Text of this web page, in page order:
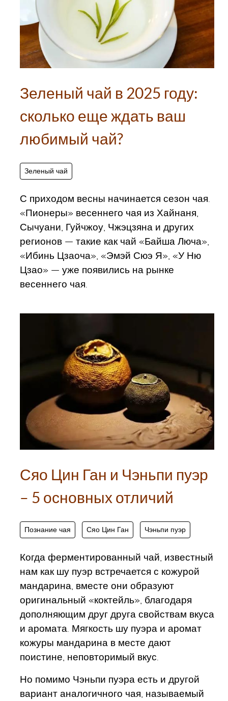
Зеленый чай в 2025 году:
сколько еще ждать ваш
любимый чай?
Зеленый чай
С приходом весны начинается сезон чая.
«Пионеры» весеннего чая из Хайнаня,
Сычуани, Гуйчжоу, Чжэцзяна и других
регионов — такие как чай «Байша Люча»,
«Ибинь Цзаоча», «Эмэй Сюэ Я», «У Ню
Цзао» — уже появились на рынке
весеннего чая.
Сяо Цин Ган и Чэньпи пуэр
– 5 основных отличий
Познание чая Сяо Цин Ган Чэньпи пуэр
Когда ферментированный чай, известный
нам как шу пуэр встречается с кожурой
мандарина, вместе они образуют
оригинальный «коктейль», благодаря
дополняющим друг друга свойствам вкуса
и аромата. Мягкость шу пуэра и аромат
кожуры мандарина в месте дают
поистине, неповторимый вкус.
Но помимо Чэньпи пуэра есть и другой
вариант аналогичного чая, называемый